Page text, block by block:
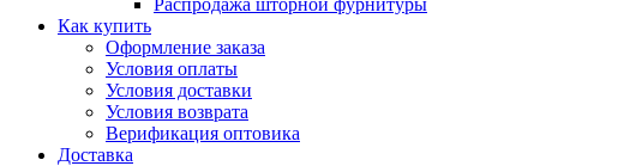
Распродажа шторной фурнитуры
Как купить
Оформление заказа
Условия оплаты
Условия доставки
Условия возврата
Верификация оптовика
Доставка